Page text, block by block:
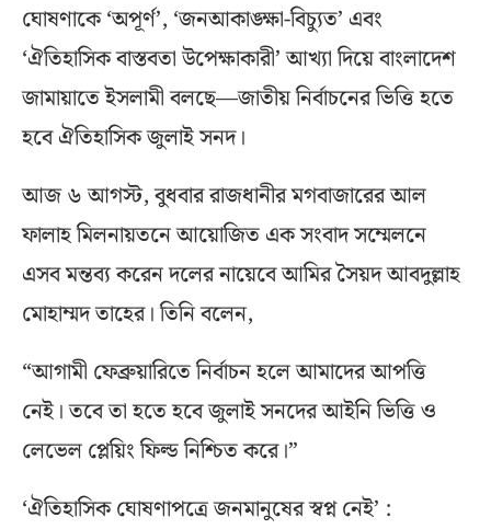
ঘোষণাকে ‘অপূর্ণ’, ‘জনআকাঙ্ক্ষা-বিচ্যুত’ এবং
‘ঐতিহাসিক বাস্তবতা উপেক্ষাকারী’ আখ্যা দিয়ে বাংলাদেশ
জামায়াতে ইসলামী বলছে—জাতীয় নির্বাচনের ভিত্তি হতে
হবে ঐতিহাসিক জুলাই সনদ।
আজ ৬ আগস্ট, বুধবার রাজধানীর মগবাজারের আল
ফালাহ মিলনায়তনে আয়োজিত এক সংবাদ সম্মেলনে
এসব মন্তব্য করেন দলের নায়েবে আমির সৈয়দ আবদুল্লাহ
মোহাম্মদ তাহের। তিনি বলেন,
“আগামী ফেব্রুয়ারিতে নির্বাচন হলে আমাদের আপত্তি
নেই। তবে তা হতে হবে জুলাই সনদের আইনি ভিত্তি ও
লেভেল প্লেয়িং ফিল্ড নিশ্চিত করে।”
‘ঐতিহাসিক ঘোষণাপত্রে জনমানুষের স্বপ্ন নেই’ :